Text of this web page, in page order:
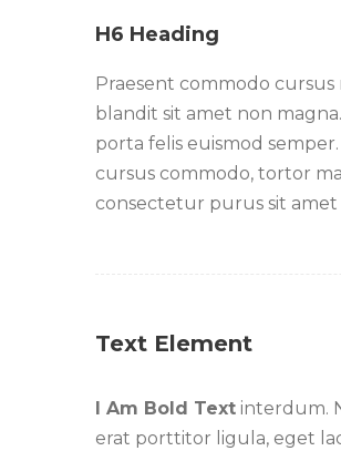
H6 Heading
Praesent commodo
blandit sit amet non
porta felis euismod
cursus commodo, tortor
consectetur purus sit
Text Element
I Am Bold Text interdum.
erat porttitor ligula, eget